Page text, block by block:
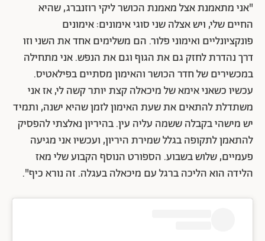
"אני מתאמנת אצל מאמנת הכושר ליקי רוזנברג, שהיא
החיים שלי, ויש אצלה שני סוגי אימונים: אימונים
פונקציונליים ואימוני פלור. הם משלימים אחד את השני וזו
דרך נהדרת לחזק גם את הגוף וגם את הנפש. אני מתחילה
במכשירים של חדר הכושר והאימון מסתיים בפילאטיס.
עכשיו כשאני אימא של מיכאלה קצת יותר קשה לי, אז אני
משתדלת להתאים את שעת האימון לזמן שהיא ישנה, ותמיד
יש מישהי בקבלה ששמה עליה עין. בהיריון נאלצתי להפסיק
להתאמן לתקופה בגלל שמירת היריון, ועכשיו אני מגיעה
פעמיים, שלוש בשבוע. הספורט הנוסף הקבוע שלי מאז
הלידה הוא הליכה ברגל עם מיכאלה בעגלה. זה נורא כיף".